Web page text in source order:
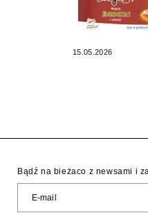
15.05.2026
Bądź na bieżaco z newsami i